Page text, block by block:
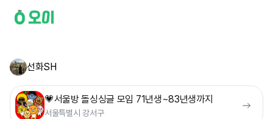
선화SH
💗서울방 돌싱싱글 모임 71년생~83년생까지
서울특별시 강서구